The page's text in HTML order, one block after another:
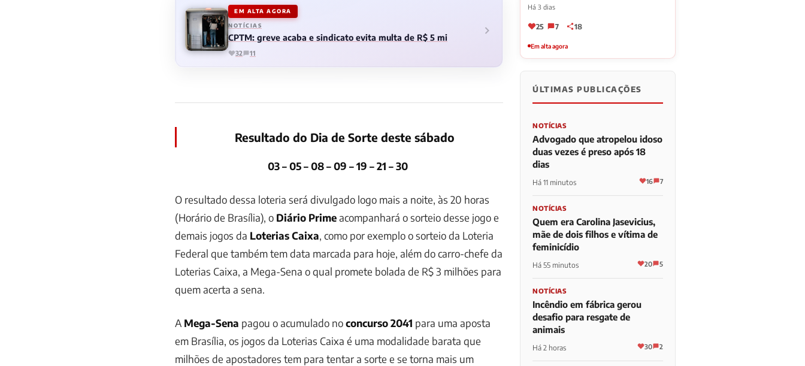
EM ALTA AGORA
NOTÍCIAS
CPTM: greve acaba e sindicato evita multa de R$ 5 mi
32 11
Resultado do Dia de Sorte deste sábado
03 – 05 – 08 – 09 – 19 – 21 – 30
O resultado dessa loteria será divulgado logo mais a noite, às 20 horas
(Horário de Brasília), o Diário Primeacompanhará o sorteio desse jogo e
demais jogos da Loterias Caixa, como por exemplo o sorteio da Loteria
Federal que também tem data marcada para hoje, além do carro-chefe da
Loterias Caixa, a Mega-Sena o qual promete bolada de R$ 3 milhões para
quem acerta a sena.
A Mega-Sena pagou o acumulado noconcurso 2041 para uma aposta
em Brasília, os jogos da Loterias Caixa é uma modalidade barata que
milhões de apostadores tem para tentar a sorte e se torna mais um
Há 3 dias
25 7 18
Em alta agora
ÚLTIMAS PUBLICAÇÕES
NOTÍCIAS
Advogado que atropelou idoso
duas vezes é preso após 18
dias
Há 11 minutos 16 7
NOTÍCIAS
Quem era Carolina Jasevicius,
mãe de dois filhos e vítima de
feminicídio
Há 55 minutos 20 5
NOTÍCIAS
Incêndio em fábrica gerou
desafio para resgate de
animais
Há 2 horas 30 2